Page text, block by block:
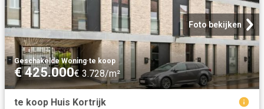
Foto bekijken
Geschakelde Woning·te koop
€ 425.000€ 3.728/m²
te koop Huis Kortrijk